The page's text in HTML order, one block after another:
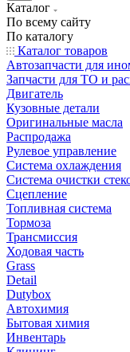
Каталог
По всему сайту
По каталогу
Каталог товаров
Автозапчасти для
Запчасти для ТО и
Двигатель
Кузовные детали
Оригинальные масла
Распродажа
Рулевое управление
Система охлаждения
Система очистки
Сцепление
Топливная система
Тормоза
Трансмиссия
Ходовая часть
Grass
Detail
Dutybox
Автохимия
Бытовая химия
Инвентарь